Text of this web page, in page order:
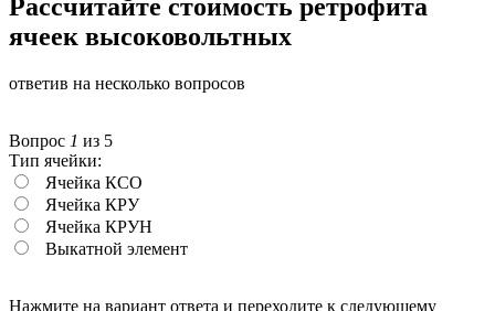
Рассчитайте стоимость ретрофита
ячеек высоковольтных
ответив на несколько вопросов
Вопрос 1 из 5
Тип ячейки:
Ячейка КСО
Ячейка КРУ
Ячейка КРУН
Выкатной элемент
Нажмите на вариант ответа и переходите к следующему